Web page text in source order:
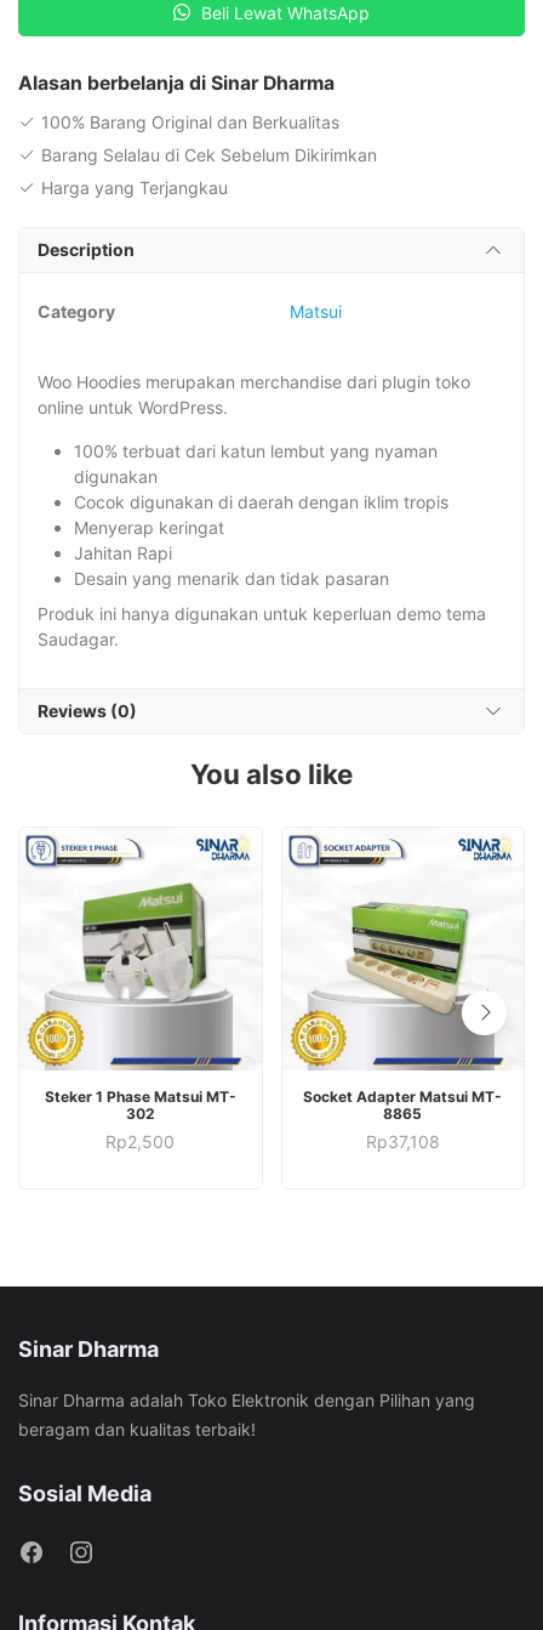
Beli Lewat WhatsApp
Alasan berbelanja di Sinar Dharma
100% Barang Original dan Berkualitas
Barang Selalau di Cek Sebelum Dikirimkan
Harga yang Terjangkau
Description
Category Matsui
Woo Hoodies merupakan merchandise dari plugin toko
online untuk WordPress.
100% terbuat dari katun lembut yang nyaman
digunakan
Cocok digunakan di daerah dengan iklim tropis
Menyerap keringat
Jahitan Rapi
Desain yang menarik dan tidak pasaran
Produk ini hanya digunakan untuk keperluan demo tema
Saudagar.
Reviews (0)
You also like
ADD TO CART
Steker 1 Phase Matsui MT-
302
Rp2,500
BUY ON WORDPRESS SWAG STORE
Socket Adapter Matsui MT-
8865
Rp37,108
Sinar Dharma
Sinar Dharma adalah Toko Elektronik dengan Pilihan yang
beragam dan kualitas terbaik!
Sosial Media
Informasi Kontak